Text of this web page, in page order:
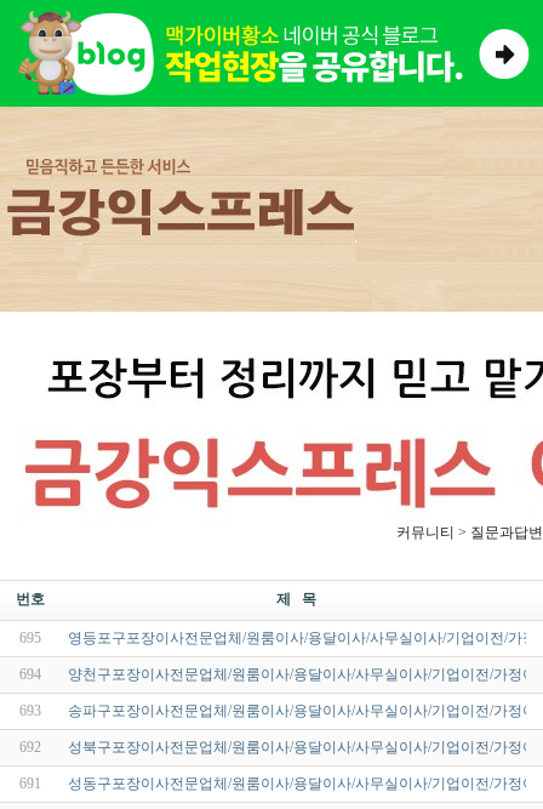
커뮤니티 > 질문과답변
번호 제 목
695 영등포구포장이사전문업체/원룸이사/용달이사/사무실이사/기업이전/가
694 양천구포장이사전문업체/원룸이사/용달이사/사무실이사/기업이전/가정
693 송파구포장이사전문업체/원룸이사/용달이사/사무실이사/기업이전/가정
692 성북구포장이사전문업체/원룸이사/용달이사/사무실이사/기업이전/가정
691 성동구포장이사전문업체/원룸이사/용달이사/사무실이사/기업이전/가정